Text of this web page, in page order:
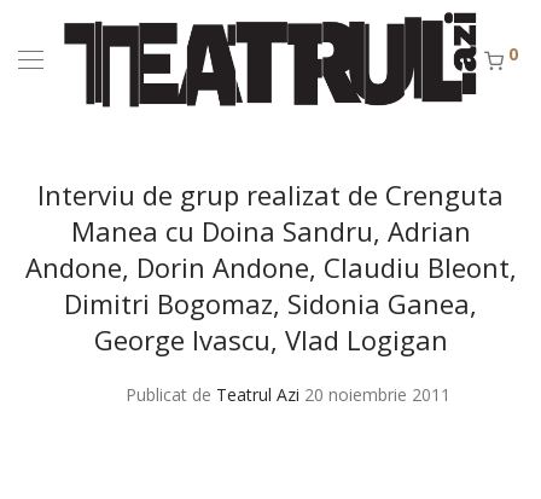
0
Interviu de grup realizat de Crenguta
Manea cu Doina Sandru, Adrian
Andone, Dorin Andone, Claudiu Bleont,
Dimitri Bogomaz, Sidonia Ganea,
George Ivascu, Vlad Logigan
Publicat de Teatrul Azi 20 noiembrie 2011